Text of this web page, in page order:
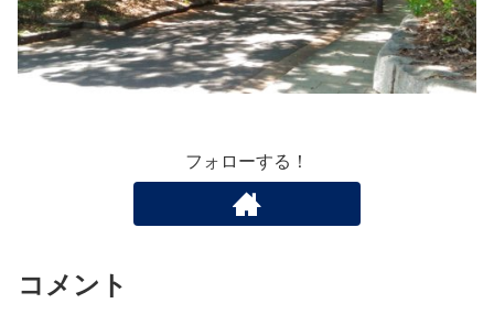
フォローする！
コメント